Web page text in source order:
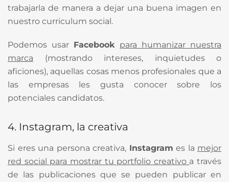
trabajarla de manera a dejar una buena imagen en
nuestro curriculum social.
Podemos usar Facebook para humanizar nuestra
marca (mostrando intereses, inquietudes o
aficiones), aquellas cosas menos profesionales que a
las empresas les gusta conocer sobre los
potenciales candidatos.
4. Instagram, la creativa
Si eres una persona creativa, Instagram es la mejor
red social para mostrar tu portfolio creativo a través
de las publicaciones que se pueden publicar en